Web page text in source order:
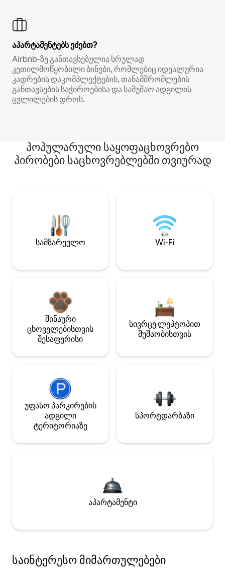
აპარტამენტებს ეძებთ?
Airbnb‑ზე განთავსებულია სრულად
კეთილმოწყობილი ბინები, რომლებიც იდეალურია
კადრების დაკომპლექტების, თანამშრომლების
განთავსების საჭიროებისა და სამუშაო ადგილის
ცვლილების დროს.
პოპულარული საყოფაცხოვრებო
პირობები საცხოვრებლებში თვიურად
სამზარეულო Wi-Fi
შინაური
ცხოველებისთვის
შესაფერისი
სივრცე ლეპტოპით
მუშაობისთვის
უფასო პარკირების
ადგილი
ტერიტორიაზე
სპორტდარბაზი
აპარტამენტი
საინტერესო მიმართულებები